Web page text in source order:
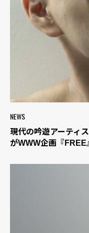
NEWS
現代の吟遊アーティ
がWWW企画『FREE